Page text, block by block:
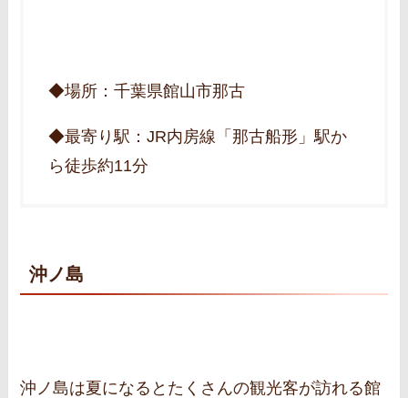
◆場所：千葉県館山市那古
◆最寄り駅：JR内房線「那古船形」駅か
ら徒歩約11分
沖ノ島
沖ノ島は夏になるとたくさんの観光客が訪れる館